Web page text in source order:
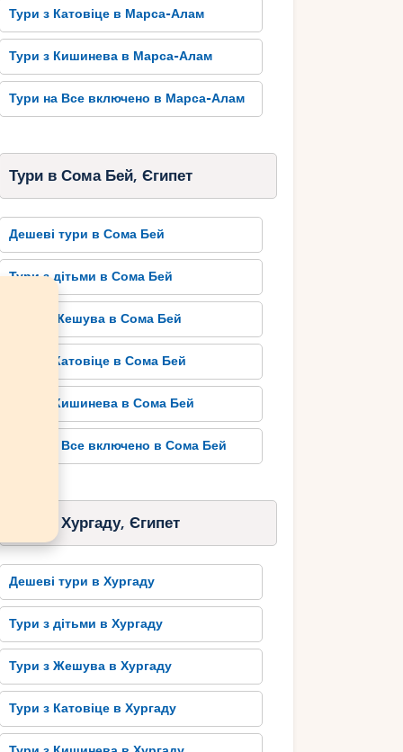
Тури з Катовіце в Марса-Алам
Тури з Кишинева в Марса-Алам
Тури на Все включено в Марса-Алам
Тури в Сома Бей, Єгипет
Дешеві тури в Сома Бей
Тури з дітьми в Сома Бей
Тури з Жешува в Сома Бей
Тури з Катовіце в Сома Бей
Тури з Кишинева в Сома Бей
Тури на Все включено в Сома Бей
Тури в Хургаду, Єгипет
Дешеві тури в Хургаду
Тури з дітьми в Хургаду
Тури з Жешува в Хургаду
Тури з Катовіце в Хургаду